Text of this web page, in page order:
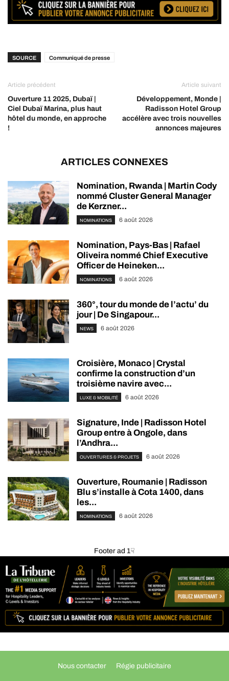
SOURCE Communiqué de presse
Article précédent
Ouverture 11 2025, Dubaï |
Ciel Dubaï Marina, plus haut
hôtel du monde, en approche
!
Article suivant
Développement, Monde |
Radisson Hotel Group
accélère avec trois nouvelles
annonces majeures
ARTICLES CONNEXES
Nomination, Rwanda | Martin Cody
nommé Cluster General Manager
de Kerzner...
NOMINATIONS 6 août 2026
Nomination, Pays-Bas | Rafael
Oliveira nommé Chief Executive
Officer de Heineken...
NOMINATIONS 6 août 2026
360°, tour du monde de l’actu’ du
jour | De Singapour...
NEWS 6 août 2026
Croisière, Monaco | Crystal
confirme la construction d’un
troisième navire avec...
LUXE & MOBILITÉ 6 août 2026
Signature, Inde | Radisson Hotel
Group entre à Ongole, dans
l’Andhra...
OUVERTURES & PROJETS 6 août 2026
Ouverture, Roumanie | Radisson
Blu s’installe à Cota 1400, dans
les...
NOMINATIONS 6 août 2026
Footer ad 1☟
Nous contacter Régie publicitaire